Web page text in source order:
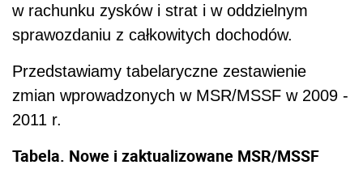
w rachunku zysków i strat i w oddzielnym
sprawozdaniu z całkowitych dochodów.
Przedstawiamy tabelaryczne zestawienie
zmian wprowadzonych w MSR/MSSF w 2009 -
2011 r.
Tabela. Nowe i zaktualizowane MSR/MSSF